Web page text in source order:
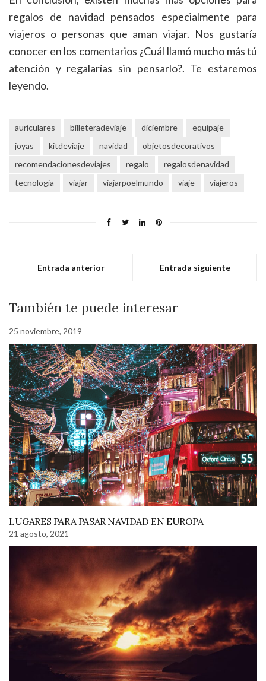
regalos de navidad pensados especialmente para
viajeros o personas que aman viajar. Nos gustaría
conocer en los comentarios ¿Cuál llamó mucho más tú
atención y regalarías sin pensarlo?. Te estaremos
leyendo.
auriculares billeteradeviaje diciembre
equipaje
joyas
kitdeviaje navidad
objetosdecorativos
recomendacionesdeviajes
regalo
regalosdenavidad
tecnologia
viajar viajarpoelmundo viaje viajeros
Entrada anterior Entrada siguiente
También te puede interesar
25 noviembre, 2019
LUGARES PARA PASAR NAVIDAD EN EUROPA
21 agosto, 2021